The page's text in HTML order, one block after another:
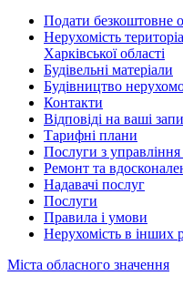
Подати безкоштовне
Нерухомість
Харківської області
Будівельні матеріали
Будівництво
Контакти
Відповіді на ваші
Тарифні плани
Послуги з
Ремонт та
Надавачі послуг
Послуги
Правила і умови
Нерухомість в інших
Міста обласного значення